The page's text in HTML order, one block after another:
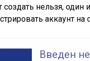
создать нельзя, один
аккаунт на
Введен